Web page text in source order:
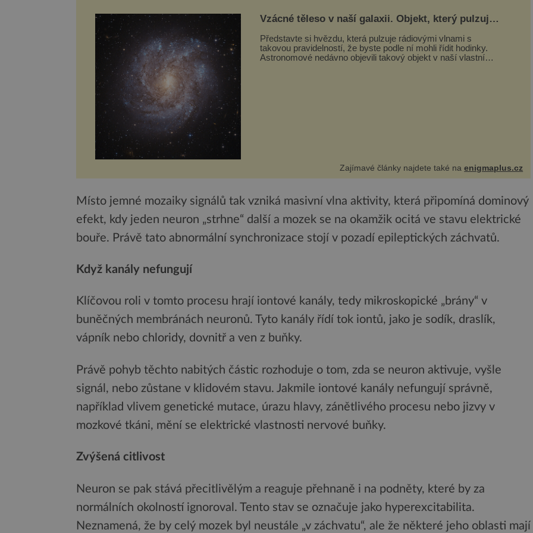
Vzácné těleso v naší galaxii. Objekt, který pulzuje
Představte si hvězdu, která pulzuje rádiovými vlnami s
takovou pravidelností, že byste podle ní mohli řídit hodinky.
Astronomové nedávno objevili takový objekt v naší vlastní
Zajímavé články najdete také naenigmaplus.cz
Místo jemné mozaiky signálů tak vzniká masivní vlna aktivity, která připomíná dominový
efekt, kdy jeden neuron „strhne“ další a mozek se na okamžik ocitá ve stavu elektrické
bouře. Právě tato abnormální synchronizace stojí v pozadí epileptických záchvatů.
Když kanály nefungují
Klíčovou roli v tomto procesu hrají iontové kanály, tedy mikroskopické „brány“ v
buněčných membránách neuronů. Tyto kanály řídí tok iontů, jako je sodík, draslík,
vápník nebo chloridy, dovnitř a ven z buňky.
Právě pohyb těchto nabitých částic rozhoduje o tom, zda se neuron aktivuje, vyšle
signál, nebo zůstane v klidovém stavu. Jakmile iontové kanály nefungují správně,
například vlivem genetické mutace, úrazu hlavy, zánětlivého procesu nebo jizvy v
mozkové tkáni, mění se elektrické vlastnosti nervové buňky.
Zvýšená citlivost
Neuron se pak stává přecitlivělým a reaguje přehnaně i na podněty, které by za
normálních okolností ignoroval. Tento stav se označuje jako hyperexcitabilita.
Neznamená, že by celý mozek byl neustále „v záchvatu“, ale že některé jeho oblasti mají